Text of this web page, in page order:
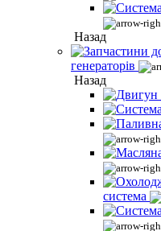
Назад
генераторів
Назад
система